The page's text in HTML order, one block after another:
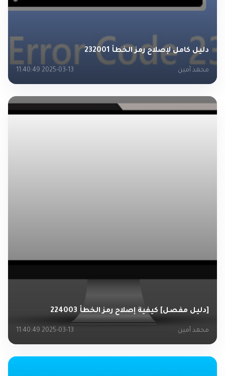
دليل كامل لإصلاح رمز الخطأ 232001
محمد أمين 2025-03-13 11:40:49
[دليل مفصل] كيفية إصلاح رمز الخطأ 224003
محمد أمين 2025-03-13 11:40:49